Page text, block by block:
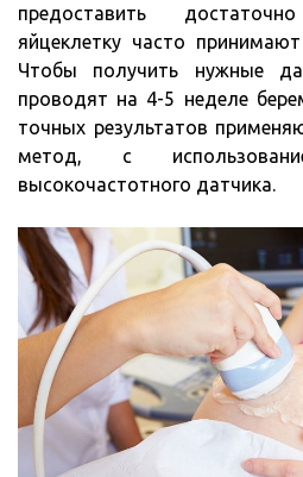
предоставить
яйцеклетку часто
Чтобы получить нужные
проводят на 4-5 неделе
точных результатов
метод, с
высокочастотного датчика.